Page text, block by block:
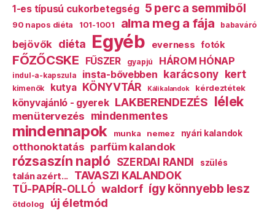
1-es típusú cukorbetegség 5 perc a semmiből
90 napos diéta 101-1001 alma meg a fája babaváró
bejövők diéta Egyéb everness fotók
FŐZŐCSKE FŰSZER gyapjú HÁROM HÓNAP
indul-a-kapszula insta-bővebben karácsony kert
kimenők kutya KÖNYVTÁR Káli kalandok kérdeztétek
könyvajánló - gyerek LAKBERENDEZÉS lélek
menütervezés mindenmentes
mindennapok munka nemez nyári kalandok
otthonoktatás parfüm kalandok
rózsaszín napló SZERDAI RANDI szülés
talán azért...
TAVASZI KALANDOK
TŰ-PAPÍR-OLLÓ waldorf így könnyebb lesz
ötdolog új életmód